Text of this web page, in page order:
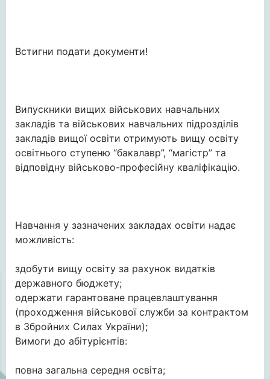
Встигни подати документи!
Випускники вищих військових навчальних
закладів та військових навчальних підрозділів
закладів вищої освіти отримують вищу освіту
освітнього ступеню “бакалавр”, “магістр” та
відповідну військово-професійну кваліфікацію.
Навчання у зазначених закладах освіти надає
можливість:
здобути вищу освіту за рахунок видатків
державного бюджету;
одержати гарантоване працевлаштування
(проходження військової служби за контрактом
в Збройних Силах України);
Вимоги до абітурієнтів:
повна загальна середня освіта;